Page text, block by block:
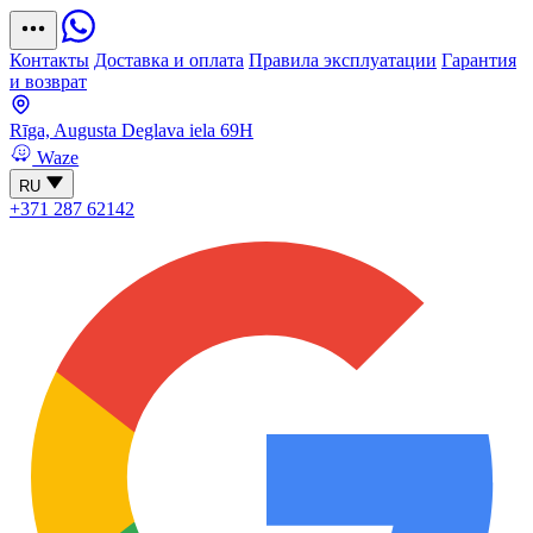
Контакты Доставка и оплата Правила эксплуатации Гарантия
и возврат
Rīga, Augusta Deglava iela 69H
Waze
RU
+371 287 62142